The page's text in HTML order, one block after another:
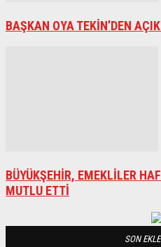
BAŞKAN OYA TEKİN’DEN
BÜYÜKŞEHİR, EMEKLİLER
MUTLU ETTİ
SON